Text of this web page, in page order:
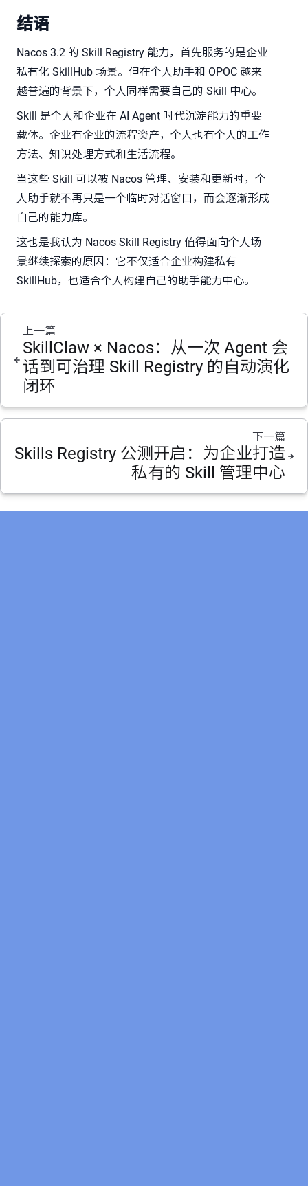
结语
Nacos 3.2 的 Skill Registry 能力，首先服务的是企业
私有化 SkillHub 场景。但在个人助手和 OPOC 越来
越普遍的背景下，个人同样需要自己的 Skill 中心。
Skill 是个人和企业在 AI Agent 时代沉淀能力的重要
载体。企业有企业的流程资产，个人也有个人的工作
方法、知识处理方式和生活流程。
当这些 Skill 可以被 Nacos 管理、安装和更新时，个
人助手就不再只是一个临时对话窗口，而会逐渐形成
自己的能力库。
这也是我认为 Nacos Skill Registry 值得面向个人场
景继续探索的原因：它不仅适合企业构建私有
SkillHub，也适合个人构建自己的助手能力中心。
上一篇
SkillClaw × Nacos：从一次 Agent 会
话到可治理 Skill Registry 的自动演化
闭环
下一篇
Skills Registry 公测开启：为企业打造
私有的 Skill 管理中心